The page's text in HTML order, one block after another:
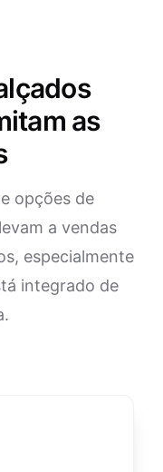
as
opções de
a vendas
especialmente
integrado de